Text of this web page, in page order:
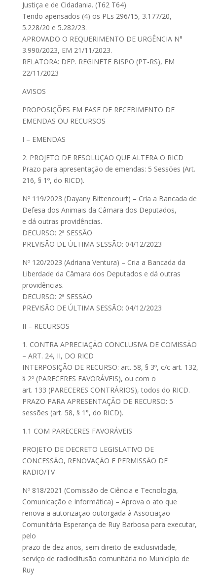
Justiça e de Cidadania. (T62 T64)
Tendo apensados (4) os PLs 296/15, 3.177/20,
5.228/20 e 5.282/23.
APROVADO O REQUERIMENTO DE URGÊNCIA N°
3.990/2023, EM 21/11/2023.
RELATORA: DEP. REGINETE BISPO (PT-RS), EM
22/11/2023
AVISOS
PROPOSIÇÕES EM FASE DE RECEBIMENTO DE
EMENDAS OU RECURSOS
I – EMENDAS
2. PROJETO DE RESOLUÇÃO QUE ALTERA O RICD
Prazo para apresentação de emendas: 5 Sessões (Art.
216, § 1º, do RICD).
Nº 119/2023 (Dayany Bittencourt) – Cria a Bancada de
Defesa dos Animais da Câmara dos Deputados,
e dá outras providências.
DECURSO: 2ª SESSÃO
PREVISÃO DE ÚLTIMA SESSÃO: 04/12/2023
Nº 120/2023 (Adriana Ventura) – Cria a Bancada da
Liberdade da Câmara dos Deputados e dá outras
providências.
DECURSO: 2ª SESSÃO
PREVISÃO DE ÚLTIMA SESSÃO: 04/12/2023
II – RECURSOS
1. CONTRA APRECIAÇÃO CONCLUSIVA DE COMISSÃO
– ART. 24, II, DO RICD
INTERPOSIÇÃO DE RECURSO: art. 58, § 3º, c/c art. 132,
§ 2º (PARECERES FAVORÁVEIS), ou com o
art. 133 (PARECERES CONTRÁRIOS), todos do RICD.
PRAZO PARA APRESENTAÇÃO DE RECURSO: 5
sessões (art. 58, § 1°, do RICD).
1.1 COM PARECERES FAVORÁVEIS
PROJETO DE DECRETO LEGISLATIVO DE
CONCESSÃO, RENOVAÇÃO E PERMISSÃO DE
RADIO/TV
Nº 818/2021 (Comissão de Ciência e Tecnologia,
Comunicação e Informática) – Aprova o ato que
renova a autorização outorgada à Associação
Comunitária Esperança de Ruy Barbosa para executar,
pelo
prazo de dez anos, sem direito de exclusividade,
serviço de radiodifusão comunitária no Município de
Ruy